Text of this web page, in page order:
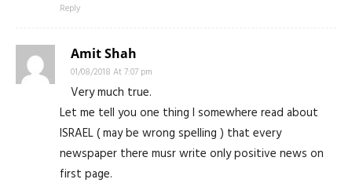
Reply
Amit Shah
01/08/2018 At 7:07 pm
Very much true.
Let me tell you one thing I somewhere read about
ISRAEL ( may be wrong spelling ) that every
newspaper there musr write only positive news on
first page.